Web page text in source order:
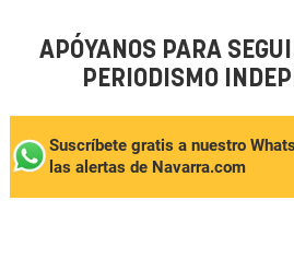
APÓYANOS PARA
PERIODISMO
Suscríbete gratis a nuestro
las alertas de Navarra.com